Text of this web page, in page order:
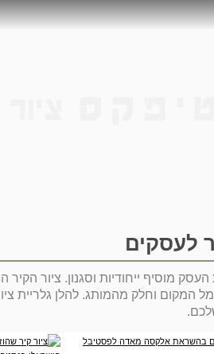
לעסקים
העסק מוסיף ייחודיות וסגנון. ציור
המקום וחלק מהמותג. להלן גלריית